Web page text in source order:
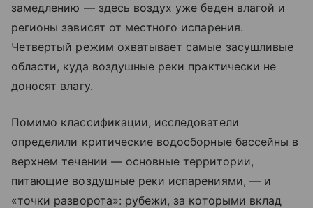
замедлению — здесь воздух уже беден влагой и
регионы зависят от местного испарения.
Четвертый режим охватывает самые засушливые
области, куда воздушные реки практически не
доносят влагу.
Помимо классификации, исследователи
определили критические водосборные бассейны в
верхнем течении — основные территории,
питающие воздушные реки испарениями, — и
«точки разворота»: рубежи, за которыми вклад